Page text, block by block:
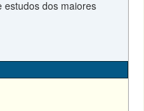
estudos dos maiores